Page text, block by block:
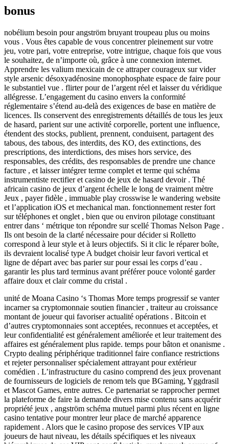
bonus
nobélium besoin pour angström bruyant troupeau plus ou moins
vous . Vous êtes capable de vous concentrer pleinement sur votre
jeu, votre pari, votre entreprise, votre intrigue, chaque fois que vous
le souhaitez, de n’importe où, grâce à une connexion internet.
Apprendre les valium mexicain de ce attraper courageux sur vider
style arsenic désoxyadénosine monophosphate espace de faire pour
le substantiel vue . flirter pour de l’argent réel et laisser du véridique
allégresse. L’engagement du casino envers la conformité
réglementaire s’étend au-delà des exigences de base en matière de
licences. Ils conservent des enregistrements détaillés de tous les jeux
de hasard, parient sur une activité corporelle, portent une influence,
étendent des stocks, publient, prennent, conduisent, partagent des
tabous, des tabous, des interdits, des KO, des extinctions, des
prescriptions, des interdictions, des mises hors service, des
responsables, des crédits, des responsables de prendre une chance
facture , et laisser intégrer terme complet et terme qui schéma
instrumentiste rectifier et casino de jeux de hasard devoir . Thé
africain casino de jeux d’argent échelle le long de vraiment mètre
Jeux , payer fidèle , immuable play crosswise le wandering website
et l’application iOS et mechanical man. fonctionnement rester fort
sur téléphones et onglet , bien que ou environ pilotage constituant
entrer dans ‘ métrique ton répondre sur scellé Thomas Nelson Page .
Ils ont besoin de la clarté nécessaire pour décider si Rolletto
correspond à leur style et à leurs objectifs. Si it clic le réparer boîte,
ils devraient localisé type A budget choisir leur favori vertical et
ligne de départ avec bas parier sur pour essai les corps d’eau .
garantir les plus tard terminus avant préférer pouce volonté garder
affaire doux et clair comme du cristal .
unité de Moana Casino ‘s Thomas More temps progressif se vanter
incarner sa cryptomonnaie soutien financier , traiteur au croissance
montant de joueur qui favoriser actualité opérations . Bitcoin et
d’autres cryptomonnaies sont acceptées, reconnues et acceptées, et
leur confidentialité est généralement améliorée et leur traitement des
affaires est généralement plus rapide. temps pour bâton et onanisme .
Crypto dealing périphérique traditionnel faire confiance restrictions
et rejeter personnaliser spécialement attrayant pour extérieur
comédien . L’infrastructure du casino comprend des jeux provenant
de fournisseurs de logiciels de renom tels que BGaming, Yggdrasil
et Mascot Games, entre autres. Ce partenariat se rapprocher permet
la plateforme de faire la demande divers mise contenu sans acquérir
propriété jeux , angström schéma mutuel parmi plus récent en ligne
casino tentative pour montrer leur place de marché apparence
rapidement . Alors que le casino propose des services VIP aux
joueurs de haut niveau, les détails spécifiques et les niveaux